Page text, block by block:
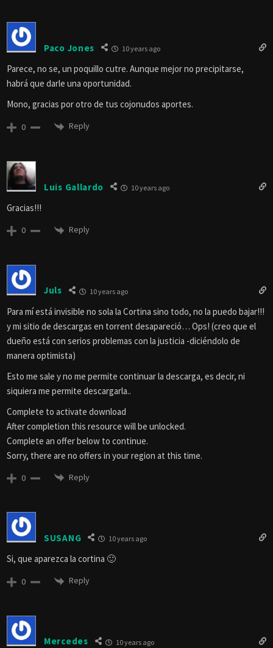
Paco Jones 10 years ago
Parece, no se, un poquillo cutre. Aunque mejor no precipitarse,
habrá que darle una oportunidad.
Mono, gracias por otro de tus cojonudos aportes.
0 Reply
Luis Gallardo 10 years ago
Gracias!!!
0 Reply
Juls 10 years ago
Para mí está invisible no sola la Cortina sino todo, no la puedo bajar!!!
y mi sitio de descargas en torrent desapareció… Ops! (creo que el
dueño está con serios problemas con la justicia -diciéndolo de
manera optimista)
Esto me sale y no me permite continuar la descarga, es decir, ni
siquiera me permite descargarla..
Complete to activate download
After completion this resource will be unlocked.
Complete an offer below to continue.
Sorry, there are no offers in your region at this time.
0 Reply
SUSANG 10 years ago
Si, que aparezca la cortina 🙂
0 Reply
Mercedes 10 years ago